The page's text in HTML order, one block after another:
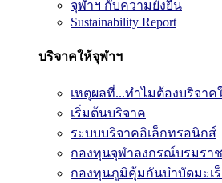
จุฬาฯ กับความยั่งยืน
Sustainability Report
บริจาคให้จุฬาฯ
เหตุผลที่...ทำไมต้องบริจาค
เริ่มต้นบริจาค
ระบบบริจาคอิเล็กทรอนิกส์
กองทุนจุฬาลงกรณ์บรมรา
กองทุนภูมิคุ้มกันบำบัดมะเร็